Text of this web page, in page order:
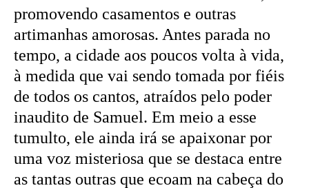
promovendo casamentos e outras
artimanhas amorosas. Antes parada no
tempo, a cidade aos poucos volta à vida,
à medida que vai sendo tomada por fiéis
de todos os cantos, atraídos pelo poder
inaudito de Samuel. Em meio a esse
tumulto, ele ainda irá se apaixonar por
uma voz misteriosa que se destaca entre
as tantas outras que ecoam na cabeça do